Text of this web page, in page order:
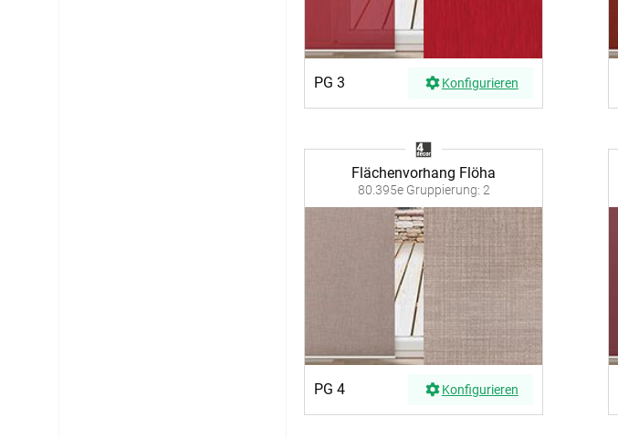
PG 3 Konfigurieren
Flächenvorhang Flöha
80.395e Gruppierung: 2
PG 4 Konfigurieren